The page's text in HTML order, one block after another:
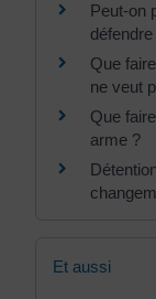
Peut-on
Que
ne veut
Que
arme ?
Et aussi